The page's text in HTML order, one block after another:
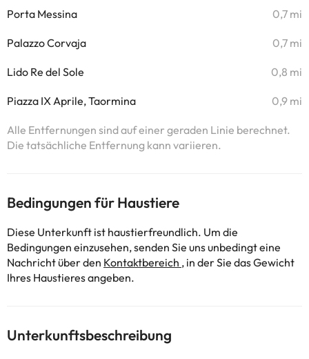
Porta Messina 0,7 mi
Palazzo Corvaja 0,7 mi
Lido Re del Sole 0,8 mi
Piazza IX Aprile, Taormina 0,9 mi
Alle Entfernungen sind auf einer geraden Linie berechnet.
Die tatsächliche Entfernung kann variieren.
Bedingungen für Haustiere
Diese Unterkunft ist haustierfreundlich. Um die
Bedingungen einzusehen, senden Sie uns unbedingt eine
Nachricht über den Kontaktbereich , in der Sie das Gewicht
Ihres Haustieres angeben.
Unterkunftsbeschreibung